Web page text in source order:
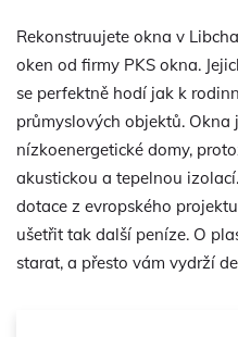
Rekonstruujete okna v
oken od firmy PKS okna.
se perfektně hodí jak k
průmyslových objektů.
nízkoenergetické domy,
akustickou a tepelnou
dotace z evropského
ušetřit tak další peníze. O
starat, a přesto vám vydrží